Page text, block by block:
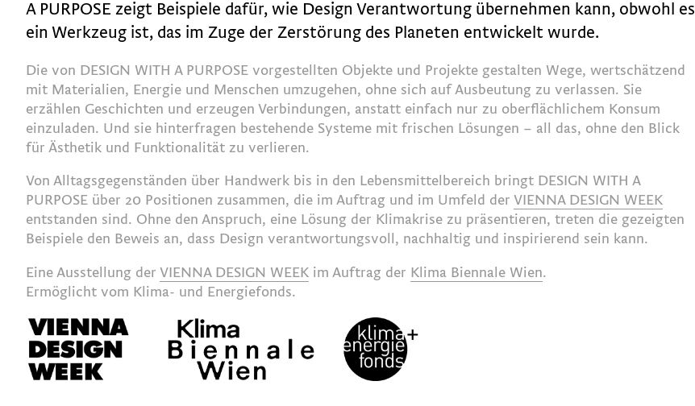
A PURPOSE zeigt Beispiele dafür, wie Design Verantwortung übernehmen kann, obwohl es
ein Werkzeug ist, das im Zuge der Zerstörung des Planeten entwickelt wurde.
Die von DESIGN WITH A PURPOSE vorgestellten Objekte und Projekte gestalten Wege, wertschätzend
mit Materialien, Energie und Menschen umzugehen, ohne sich auf Ausbeutung zu verlassen. Sie
erzählen Geschichten und erzeugen Verbindungen, anstatt einfach nur zu oberflächlichem Konsum
einzuladen. Und sie hinterfragen bestehende Systeme mit frischen Lösungen – all das, ohne den Blick
für Ästhetik und Funktionalität zu verlieren.
Von Alltagsgegenständen über Handwerk bis in den Lebensmittelbereich bringt DESIGN WITH A
PURPOSE über 20 Positionen zusammen, die im Auftrag und im Umfeld der VIENNA DESIGN WEEK
entstanden sind. Ohne den Anspruch, eine Lösung der Klimakrise zu präsentieren, treten die gezeigten
Beispiele den Beweis an, dass Design verantwortungsvoll, nachhaltig und inspirierend sein kann.
Eine Ausstellung der VIENNA DESIGN WEEK im Auftrag der Klima Biennale Wien.
Ermöglicht vom Klima- und Energiefonds.